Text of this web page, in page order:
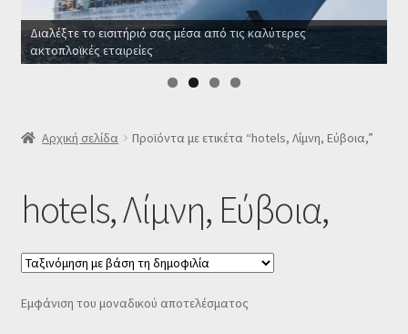
Manage Subscriptions
SLIDER
Διαλέξτε το εισιτήριό σας μέσα από τις καλύτερες
ακτοπλοϊκές εταιρείες
Αρχική σελίδα Προϊόντα με ετικέτα “hotels, Λίμνη, Εύβοια,”
hotels, Λίμνη, Εύβοια,
Εμφάνιση του μοναδικού αποτελέσματος